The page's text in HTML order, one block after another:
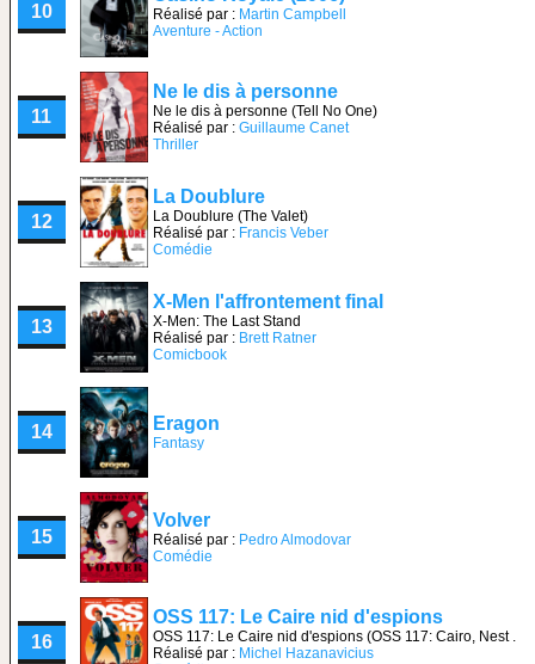
10 Réalisé par : Martin Campbell
Aventure - Action
11
Ne le dis à personne
Ne le dis à personne (Tell No One)
Réalisé par : Guillaume Canet
Thriller
12
La Doublure
La Doublure (The Valet)
Réalisé par : Francis Veber
Comédie
13
X-Men l'affrontement final
X-Men: The Last Stand
Réalisé par : Brett Ratner
Comicbook
14 Eragon
Fantasy
15
Volver
Réalisé par : Pedro Almodovar
Comédie
16
OSS 117: Le Caire nid d'espions
OSS 117: Le Caire nid d'espions (OSS 117: Cairo, Nest .
Réalisé par : Michel Hazanavicius